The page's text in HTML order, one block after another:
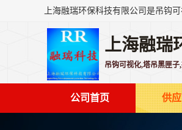
上海融瑞
吊钩可视化,塔吊黑匣
公司首页 供